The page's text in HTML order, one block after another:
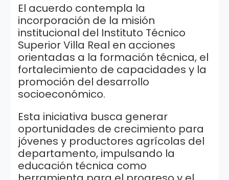
El acuerdo contempla la
incorporación de la misión
institucional del Instituto Técnico
Superior Villa Real en acciones
orientadas a la formación técnica, el
fortalecimiento de capacidades y la
promoción del desarrollo
socioeconómico.
Esta iniciativa busca generar
oportunidades de crecimiento para
jóvenes y productores agrícolas del
departamento, impulsando la
educación técnica como